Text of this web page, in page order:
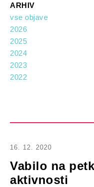
ARHIV
vse objave
2026
2025
2024
2023
2022
16. 12. 2020
Vabilo na
aktivnosti